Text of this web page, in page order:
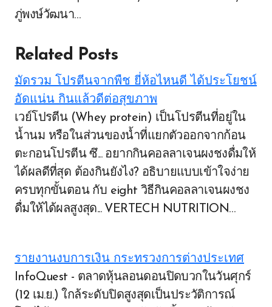
ภู่พงษ์วัฒนา…
Related Posts
มัดรวม โปรตีนจากพืช ยี่ห้อไหนดี ได้ประโยชน์
อัดแน่น กินแล้วดีต่อสุขภาพ
เวย์โปรตีน (Whey protein) เป็นโปรตีนที่อยู่ใน
น้ำนม หรือในส่วนของน้ำที่แยกตัวออกจากก้อน
ตะกอนโปรตีน ซึ... อยากกินคอลลาเจนผงชงดื่มให้
ได้ผลดีที่สุด ต้องกินยังไง? อธิบายแบบเข้าใจง่าย
ครบทุกขั้นตอน กับ eight วิธีกินคอลลาเจนผงชง
ดื่มให้ได้ผลสูงสุด... VERTECH NUTRITION…
รายงานงบการเงิน กระทรวงการต่างประเทศ
InfoQuest - ตลาดหุ้นลอนดอนปิดบวกในวันศุกร์
(12 เม.ย.) ใกล้ระดับปิดสูงสุดเป็นประวัติการณ์